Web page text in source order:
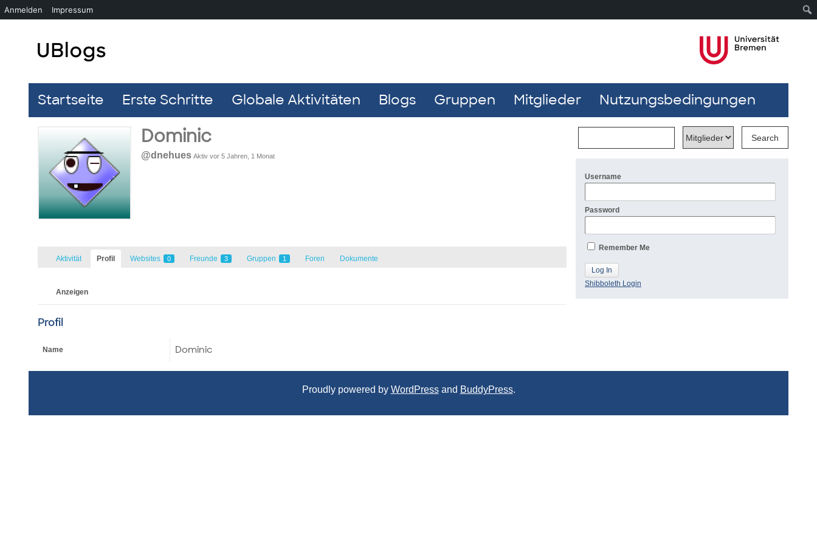
Startseite Erste Schritte Globale Aktivitäten Blogs Gruppen Mitglieder Nutzungsbedingungen
Dominic
@dnehues Aktiv vor 5 Jahren, 1 Monat
Aktivität Profil Websites 0 Freunde 3 Gruppen 1 Foren Dokumente
Anzeigen
Profil
Name Dominic
Username
Password
Remember Me
Shibboleth Login
Proudly powered by WordPressand BuddyPress.
Anmelden Impressum